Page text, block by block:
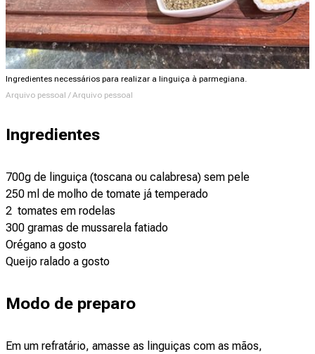
Ingredientes necessários para realizar a linguiça à parmegiana.
Arquivo pessoal / Arquivo pessoal
Ingredientes
700g de linguiça (toscana ou calabresa) sem pele
250 ml de molho de tomate já temperado
2 tomates em rodelas
300 gramas de mussarela fatiado
Orégano a gosto
Queijo ralado a gosto
Modo de preparo
Em um refratário, amasse as linguiças com as mãos,